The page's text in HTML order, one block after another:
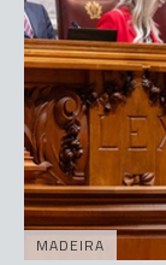
MADEIRA